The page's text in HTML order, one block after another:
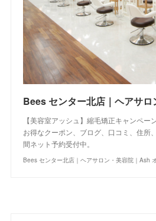
【美容室アッシュ】縮毛矯正キャンペ
お得なクーポン、ブログ、口コミ、住所
間ネット予約受付中。
Bees センター北店｜ヘアサロン・美容院｜Ash